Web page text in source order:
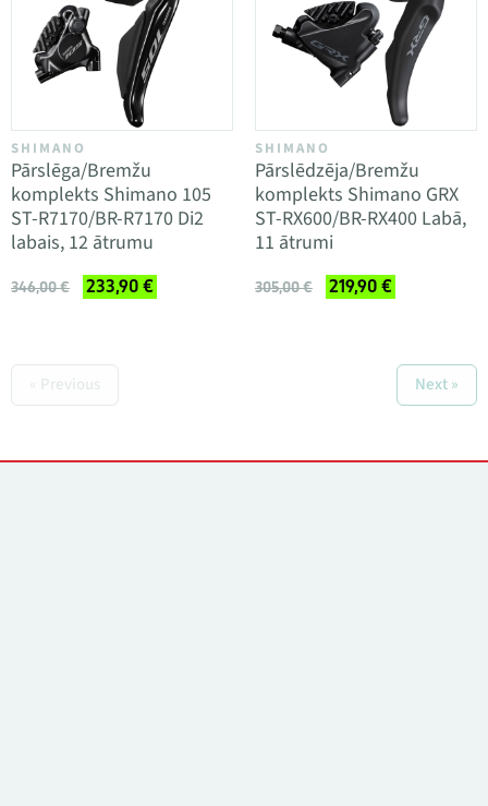
SHIMANO
Pārslēga/Bremžu
komplekts Shimano 105
ST-R7170/BR-R7170 Di2
labais, 12 ātrumu
346,00 € 233,90 €
SHIMANO
Pārslēdzēja/Bremžu
komplekts Shimano GRX
ST-RX600/BR-RX400 Labā,
11 ātrumi
305,00 € 219,90 €
« Previous Next »